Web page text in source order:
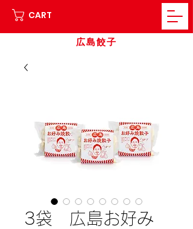
CART
広島餃子
3袋 広島お好み